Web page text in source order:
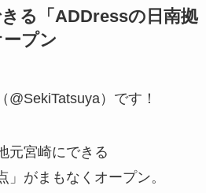
る「ADDressの日南拠
プン
@SekiTatsuya）です！
元宮崎にできる
」がまもなくオープン。